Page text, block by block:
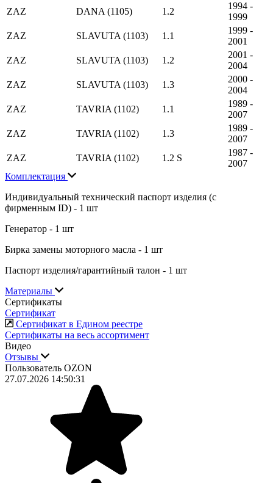
ZAZ
DANA (1105) 1.2
1994 -
1999
ZAZ
SLAVUTA (1103) 1.1
1999 -
2001
ZAZ
SLAVUTA (1103) 1.2
2001 -
2004
ZAZ
SLAVUTA (1103) 1.3
2000 -
2004
ZAZ
TAVRIA (1102) 1.1
1989 -
2007
ZAZ
TAVRIA (1102) 1.3
1989 -
2007
ZAZ
TAVRIA (1102) 1.2 S
1987 -
2007
Комплектация
Индивидуальный технический паспорт изделия (с
фирменным ID) - 1 шт
Генератор - 1 шт
Бирка замены моторного масла - 1 шт
Паспорт изделия/гарантийный талон - 1 шт
Материалы
Сертификаты
Сертификат
Сертификат в Едином реестре
Сертификаты на весь ассортимент
Видео
Отзывы
Пользователь OZON
27.07.2026 14:50:31